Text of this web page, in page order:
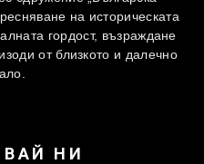
на историческата
гордост, възраждане
от близкото и далечно
НИ